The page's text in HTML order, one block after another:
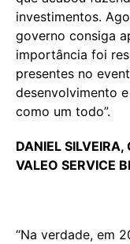
investimentos.
governo consiga
importância foi
presentes no
desenvolvimento
como um todo”.
DANIEL SILVEIRA,
VALEO SERVICE
“Na verdade, em